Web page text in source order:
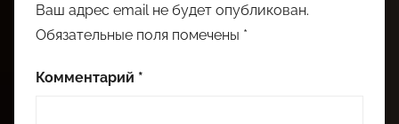
Ваш адрес email не будет опубликован.
Обязательные поля помечены *
Комментарий *